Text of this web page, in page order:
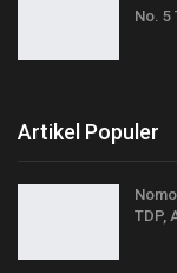
No. 5
Artikel Populer
TDP,